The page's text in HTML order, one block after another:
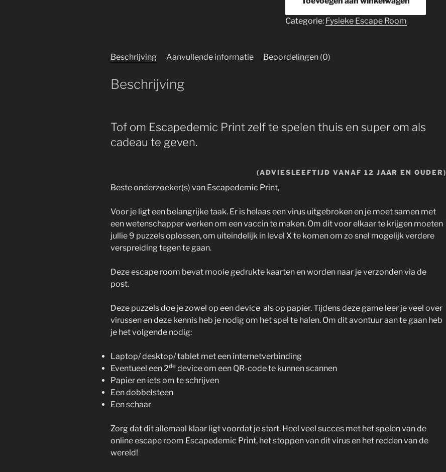
Categorie: Fysieke Escape Room
Beschrijving Aanvullende informatie Beoordelingen (0)
Beschrijving
Tof om Escapedemic Print zelf te spelen thuis en super om als
cadeau te geven.
(ADVIESLEEFTIJD VANAF 12 JAAR EN OUDER)
Beste onderzoeker(s) van Escapedemic Print,
Voor je ligt een belangrijke taak. Er is helaas een virus uitgebroken en je moet samen met
een wetenschapper werken om een vaccin te maken. Om dit voor elkaar te krijgen moeten
jullie 9 puzzels oplossen, om uiteindelijk in level X te komen om zo snel mogelijk verdere
verspreiding tegen te gaan.
Deze escape room bevat mooie gedrukte kaarten en worden naar je verzonden via de
post.
Deze puzzels doe je zowel op een device als op papier. Tijdens deze game leer je veel over
virussen en deze kennis heb je nodig om het spel te halen. Om dit avontuur aan te gaan heb
je het volgende nodig:
Laptop/ desktop/ tablet met een internetverbinding
Eventueel een 2de device om een QR-code te kunnen scannen
Papier en iets om te schrijven
Een dobbelsteen
Een schaar
Zorg dat dit allemaal klaar ligt voordat je start. Heel veel succes met het spelen van de
online escape room Escapedemic Print, het stoppen van dit virus en het redden van de
wereld!